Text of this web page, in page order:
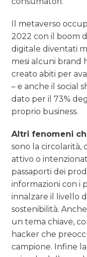
Il metaverso
2022 con il boom
digitale diventati
mesi alcuni brand
creato abiti per
– e anche il social
dato per il 73%
proprio business.
Altri fenomeni
sono la circolarità,
attivo o
passaporti dei
informazioni con i
innalzare il livello
sostenibilità.
un tema chiave,
hacker che
campione. Infine